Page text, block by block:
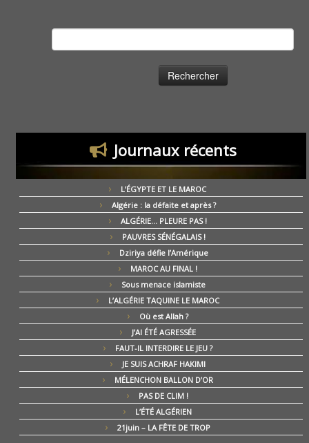
Journaux récents
L’ÉGYPTE ET LE MAROC
Algérie : la défaite et après ?
ALGÉRIE… PLEURE PAS !
PAUVRES SÉNÉGALAIS !
Dziriya défie l’Amérique
MAROC AU FINAL !
Sous menace islamiste
L’ALGÉRIE TAQUINE LE MAROC
Où est Allah ?
J’AI ÉTÉ AGRESSÉE
FAUT-IL INTERDIRE LE JEU ?
JE SUIS ACHRAF HAKIMI
MÉLENCHON BALLON D’OR
PAS DE CLIM !
L’ÉTÉ ALGÉRIEN
21juin – LA FÊTE DE TROP